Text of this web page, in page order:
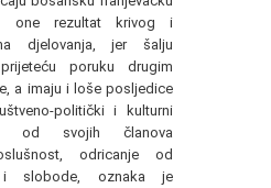
one rezultat krivog i
djelovanja, jer šalju
poruku drugim
a imaju i loše posljedice
politički i kulturni
od svojih članova
odricanje od
i slobode, oznaka je